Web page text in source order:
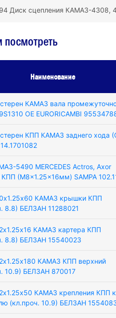
Диск сцепления КАМАЗ-4308,
посмотреть
Наименование
КАМАЗ вала
OE EURORICAMBI
КПП КАМАЗ заднего хода
5490 MERCEDES Actros, Axor
(M8x1.25x16мм) SAMPA
КАМАЗ крышки КПП
8.8) БЕЛЗАН 11288021
КАМАЗ картера КПП
8.8) БЕЛЗАН 15540023
КАМАЗ КПП верхний
10.9) БЕЛЗАН 870017
КАМАЗ крепления КПП к
(кл.проч. 10.9) БЕЛЗАН